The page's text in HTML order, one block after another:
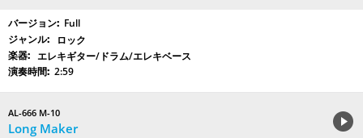
Full
ロック
エレキギター/ドラム/エレキベース
2:59
AL-666 M-10
Long Maker